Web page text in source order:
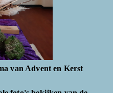
van Advent en Kerst